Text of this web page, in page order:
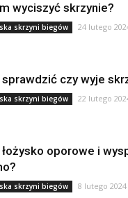
wyciszyć skrzynie?
skrzyni biegów 24 lutego
czy wyje
skrzyni biegów 22 lutego
łożysko oporowe i
skrzyni biegów 8 lutego 2024